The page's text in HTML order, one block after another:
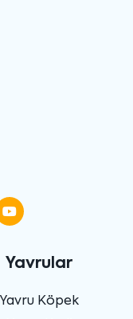
Yavrular
Yavru Köpek